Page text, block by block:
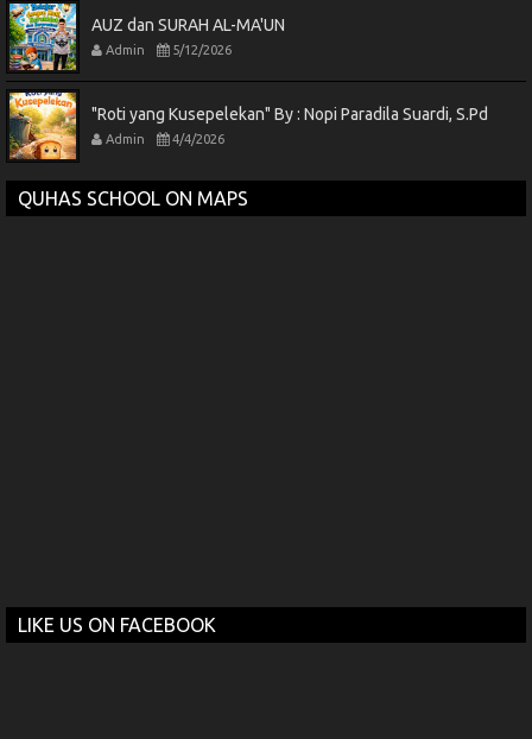
AUZ dan SURAH AL-MA'UN
Admin 5/12/2026
"Roti yang Kusepelekan" By : Nopi Paradila Suardi, S.Pd
Admin 4/4/2026
QUHAS SCHOOL ON MAPS
LIKE US ON FACEBOOK